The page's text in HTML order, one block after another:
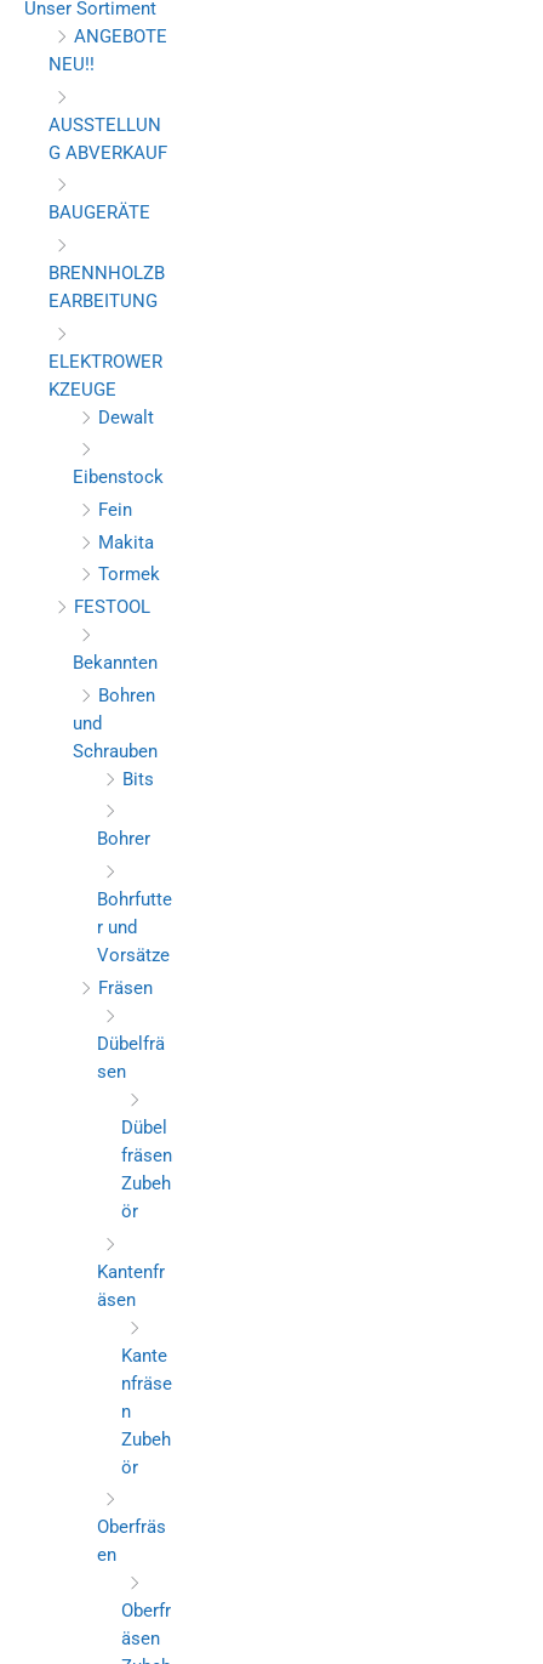
Unser Sortiment
ANGEBOTE
NEU!!
AUSSTELLUN
G ABVERKAUF
BAUGERÄTE
BRENNHOLZB
EARBEITUNG
ELEKTROWER
KZEUGE
Dewalt
Eibenstock
Fein
Makita
Tormek
FESTOOL
Bekannten
Bohren
und
Schrauben
Bits
Bohrer
Bohrfutte
r und
Vorsätze
Fräsen
Dübelfrä
sen
Dübel
fräsen
Zubeh
ör
Kantenfr
äsen
Kante
nfräse
n
Zubeh
ör
Oberfräs
en
Oberfr
äsen